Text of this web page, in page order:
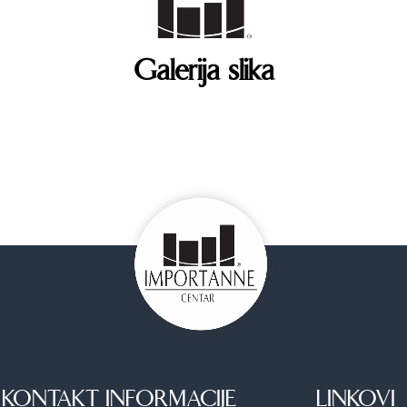
Galerija slika
KONTAKT INFORMACIJE LINKOVI